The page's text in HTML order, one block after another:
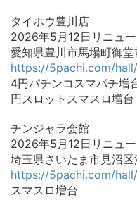
タイホウ豊川店
2026年5月12日リニュ
愛知県豊川市馬場町御
https://5pachi.com/
4円パチンコスマパチ増
円スロットスマスロ増台
チンジャラ会館
2026年5月12日リニュ
埼玉県さいたま市見沼
https://5pachi.com/
スマスロ増台